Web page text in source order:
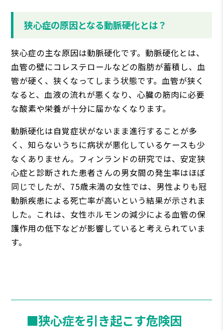
狭心症の原因となる動脈硬化とは？
狭心症の主な原因は動脈硬化です。動脈硬化とは、
血管の壁にコレステロールなどの脂肪が蓄積し、血
管が硬く、狭くなってしまう状態です。血管が狭く
なると、血液の流れが悪くなり、心臓の筋肉に必要
な酸素や栄養が十分に届かなくなります。
動脈硬化は自覚症状がないまま進行することが多
く、知らないうちに病状が悪化しているケースも少
なくありません。フィンランドの研究では、安定狭
心症と診断された患者さんの男女間の発生率はほぼ
同じでしたが、75歳未満の女性では、男性よりも冠
動脈疾患による死亡率が高いという結果が示されま
した。これは、女性ホルモンの減少による血管の保
護作用の低下などが影響していると考えられていま
す。
■狭心症を引き起こす危険因